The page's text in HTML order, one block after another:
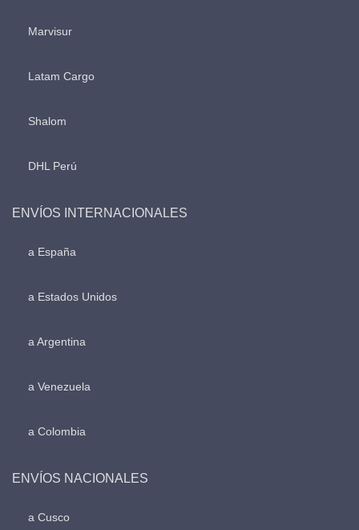
Marvisur
Latam Cargo
Shalom
DHL Perú
ENVÍOS INTERNACIONALES
a España
a Estados Unidos
a Argentina
a Venezuela
a Colombia
ENVÍOS NACIONALES
a Cusco